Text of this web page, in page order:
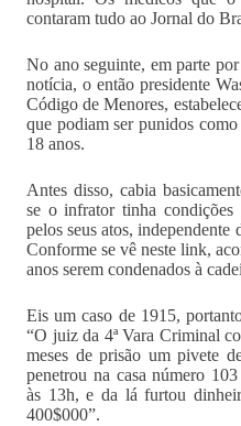
contaram tudo ao Jornal do
No ano seguinte, em parte
notícia, o então presidente
Código de Menores,
que podiam ser punidos
18 anos.
Antes disso, cabia
se o infrator tinha condições
pelos seus atos, independente
Conforme se vê neste link,
anos serem condenados à
Eis um caso de 1915,
“O juiz da 4ª Vara Criminal
meses de prisão um pivete
penetrou na casa número
às 13h, e da lá furtou
400$000”.